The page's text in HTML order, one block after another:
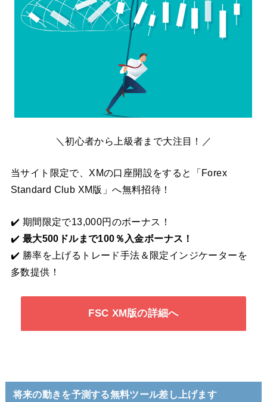
＼初心者から上級者まで大注目！／
当サイト限定で、XMの口座開設をすると「Forex
Standard Club XM版」へ無料招待！
✔️ 期間限定で13,000円のボーナス！
✔️ 最大500ドルまで100％入金ボーナス！
✔️ 勝率を上げるトレード手法＆限定インジケーターを
多数提供！
FSC XM版の詳細へ
将来の動きを予測する無料ツール差し上げます